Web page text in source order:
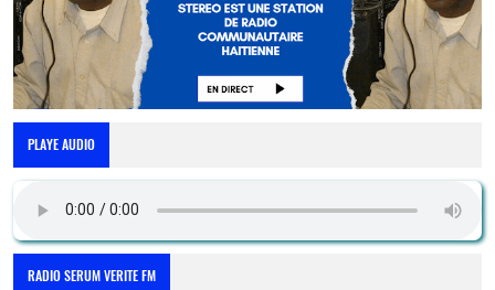
PLAYE AUDIO
RADIO SERUM VERITE FM